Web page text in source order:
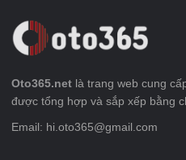
Oto365.net là trang web cung
được tổng hợp và sắp xếp bằng
Email: hi.oto365@gmail.com